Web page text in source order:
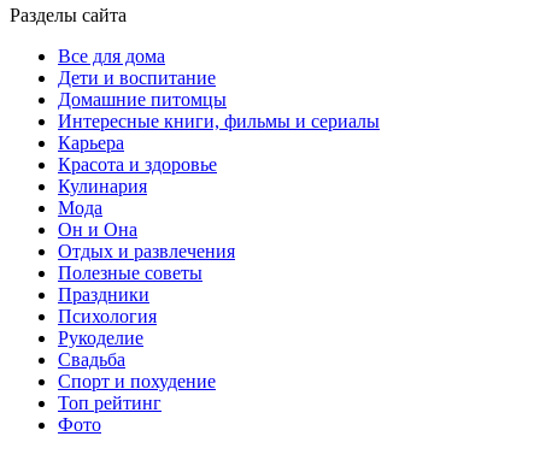
Разделы сайта
Все для дома
Дети и воспитание
Домашние питомцы
Интересные книги, фильмы и сериалы
Карьера
Красота и здоровье
Кулинария
Мода
Он и Она
Отдых и развлечения
Полезные советы
Праздники
Психология
Рукоделие
Свадьба
Спорт и похудение
Топ рейтинг
Фото